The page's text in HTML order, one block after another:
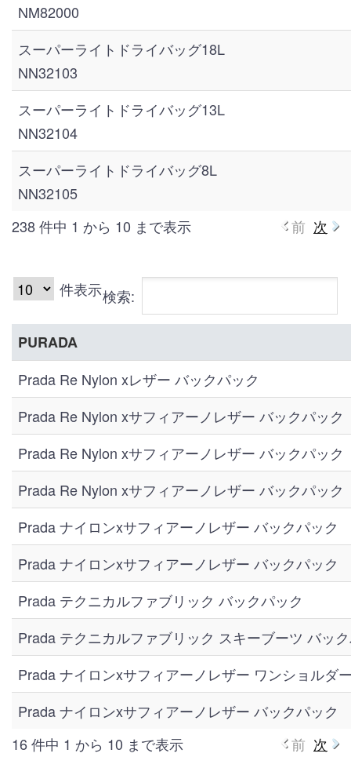
NM82000
スーパーライトドライバッグ18L
NN32103
スーパーライトドライバッグ13L
NN32104
スーパーライトドライバッグ8L
NN32105
238 件中 1 から 10 まで表示
前 次
件表示検索:
PURADA
Prada Re Nylon xレザー バックパック
Prada Re Nylon xサフィアーノレザー バックパック
Prada Re Nylon xサフィアーノレザー バックパック
Prada Re Nylon xサフィアーノレザー バックパック
Prada ナイロンxサフィアーノレザー バックパック
Prada ナイロンxサフィアーノレザー バックパック
Prada テクニカルファブリック バックパック
Prada テクニカルファブリック スキーブーツ バッ
Prada ナイロンxサフィアーノレザー ワンショルダ
Prada ナイロンxサフィアーノレザー バックパック
16 件中 1 から 10 まで表示
前 次